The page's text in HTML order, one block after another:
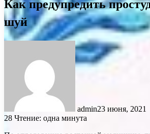
Как предупредить
шуй
admin23 июня, 2021
28 Чтение: одна минута